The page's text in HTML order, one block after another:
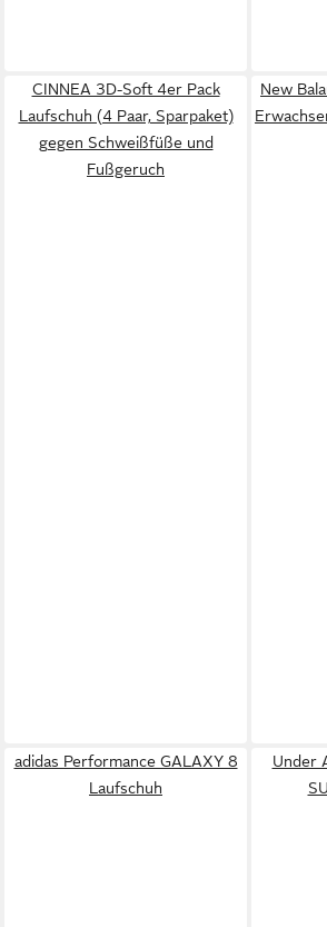
CINNEA 3D-Soft 4er Pack
Laufschuh (4 Paar, Sparpaket)
gegen Schweißfüße und
Fußgeruch
New
adidas Performance GALAXY 8
Laufschuh
Under